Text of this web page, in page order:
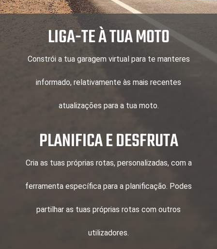
LIGA-TE À TUA MOTO
Constrói a tua garagem virtual para te manteres
informado, relativamente às mais recentes
atualizações para a tua moto.
PLANIFICA E DESFRUTA
Cria as tuas próprias rotas, personalizadas, com a
ferramenta específica para a planificação. Podes
partilhar as tuas próprias rotas com outros
utilizadores.